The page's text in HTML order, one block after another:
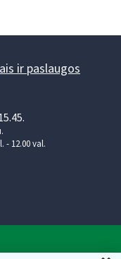
ir paslaugos
- 12.00 val.